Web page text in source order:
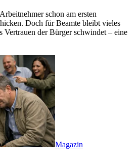
schon am ersten
Doch für Beamte bleibt vieles
Vertrauen der Bürger schwindet – eine
Magazin